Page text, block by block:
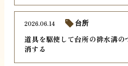
道具を駆使して台所の排水溝の
消する
2026.06.14 台所